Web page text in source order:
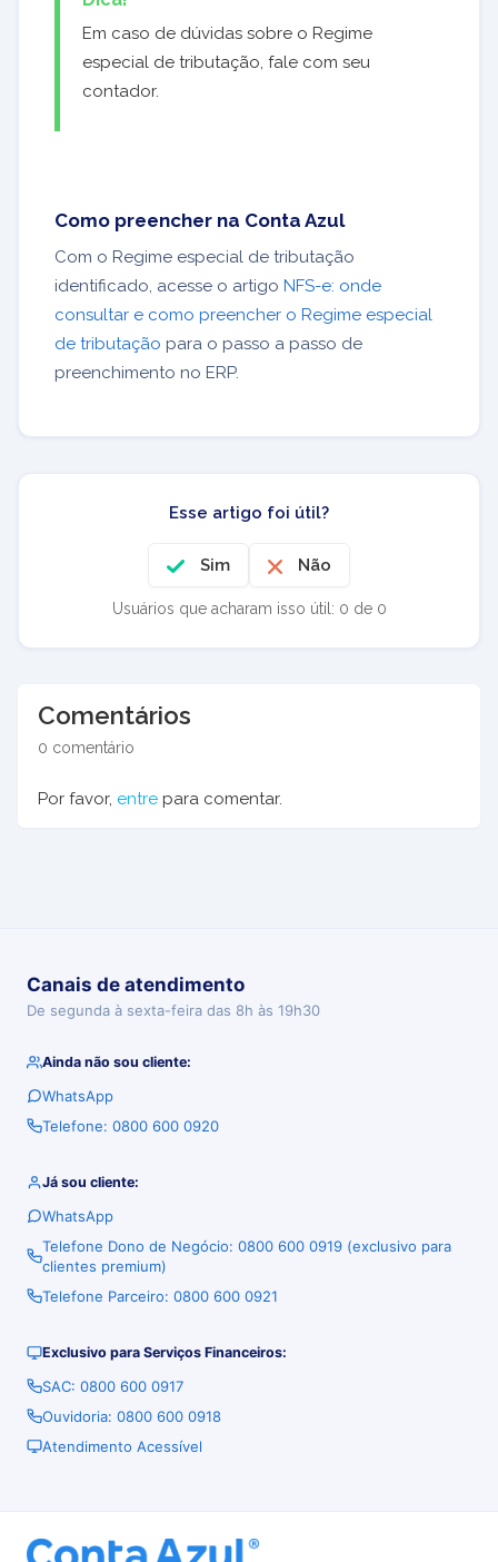
Em caso de dúvidas sobre o Regime
especial de tributação, fale com seu
contador.
Como preencher na Conta Azul
Com o Regime especial de tributação
identificado, acesse o artigo NFS-e: onde
consultar e como preencher o Regime especial
de tributação para o passo a passo de
preenchimento no ERP.
Esse artigo foi útil?
Sim Não
Usuários que acharam isso útil: 0 de 0
Comentários
0 comentário
Por favor, entre para comentar.
Canais de atendimento
De segunda à sexta-feira das 8h às 19h30
Ainda não sou cliente:
WhatsApp
Telefone: 0800 600 0920
Já sou cliente:
WhatsApp
Telefone Dono de Negócio: 0800 600 0919 (exclusivo para
clientes premium)
Telefone Parceiro: 0800 600 0921
Exclusivo para Serviços Financeiros:
SAC: 0800 600 0917
Ouvidoria: 0800 600 0918
Atendimento Acessível